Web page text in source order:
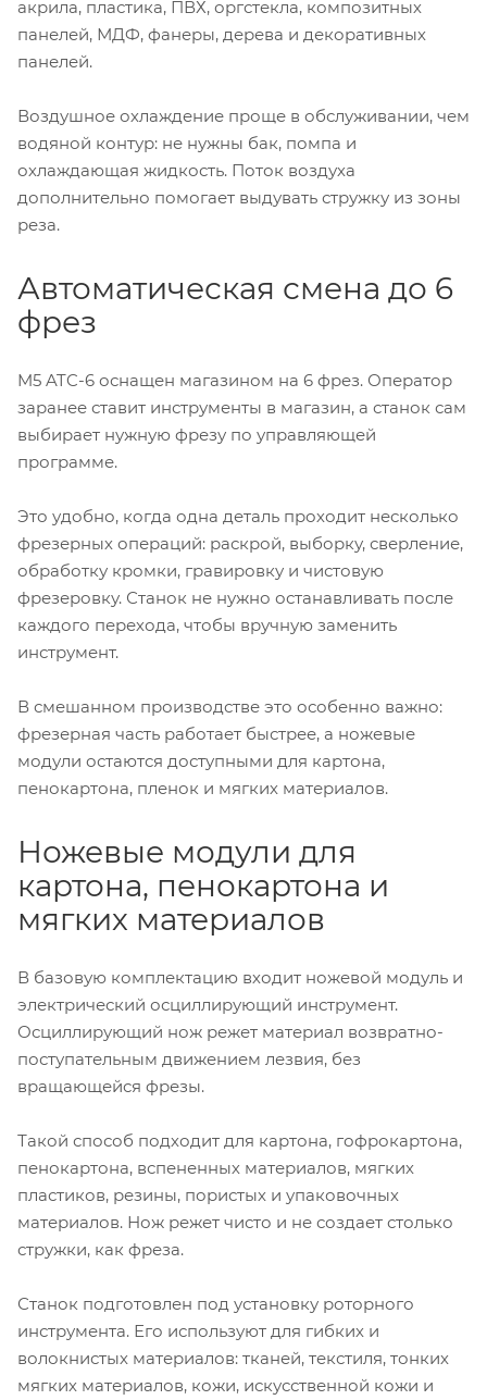
акрила, пластика, ПВХ, оргстекла, композитных
панелей, МДФ, фанеры, дерева и декоративных
панелей.
Воздушное охлаждение проще в обслуживании, чем
водяной контур: не нужны бак, помпа и
охлаждающая жидкость. Поток воздуха
дополнительно помогает выдувать стружку из зоны
реза.
Автоматическая смена до 6
фрез
M5 ATC-6 оснащен магазином на 6 фрез. Оператор
заранее ставит инструменты в магазин, а станок сам
выбирает нужную фрезу по управляющей
программе.
Это удобно, когда одна деталь проходит несколько
фрезерных операций: раскрой, выборку, сверление,
обработку кромки, гравировку и чистовую
фрезеровку. Станок не нужно останавливать после
каждого перехода, чтобы вручную заменить
инструмент.
В смешанном производстве это особенно важно:
фрезерная часть работает быстрее, а ножевые
модули остаются доступными для картона,
пенокартона, пленок и мягких материалов.
Ножевые модули для
картона, пенокартона и
мягких материалов
В базовую комплектацию входит ножевой модуль и
электрический осциллирующий инструмент.
Осциллирующий нож режет материал возвратно-
поступательным движением лезвия, без
вращающейся фрезы.
Такой способ подходит для картона, гофрокартона,
пенокартона, вспененных материалов, мягких
пластиков, резины, пористых и упаковочных
материалов. Нож режет чисто и не создает столько
стружки, как фреза.
Станок подготовлен под установку роторного
инструмента. Его используют для гибких и
волокнистых материалов: тканей, текстиля, тонких
мягких материалов, кожи, искусственной кожи и